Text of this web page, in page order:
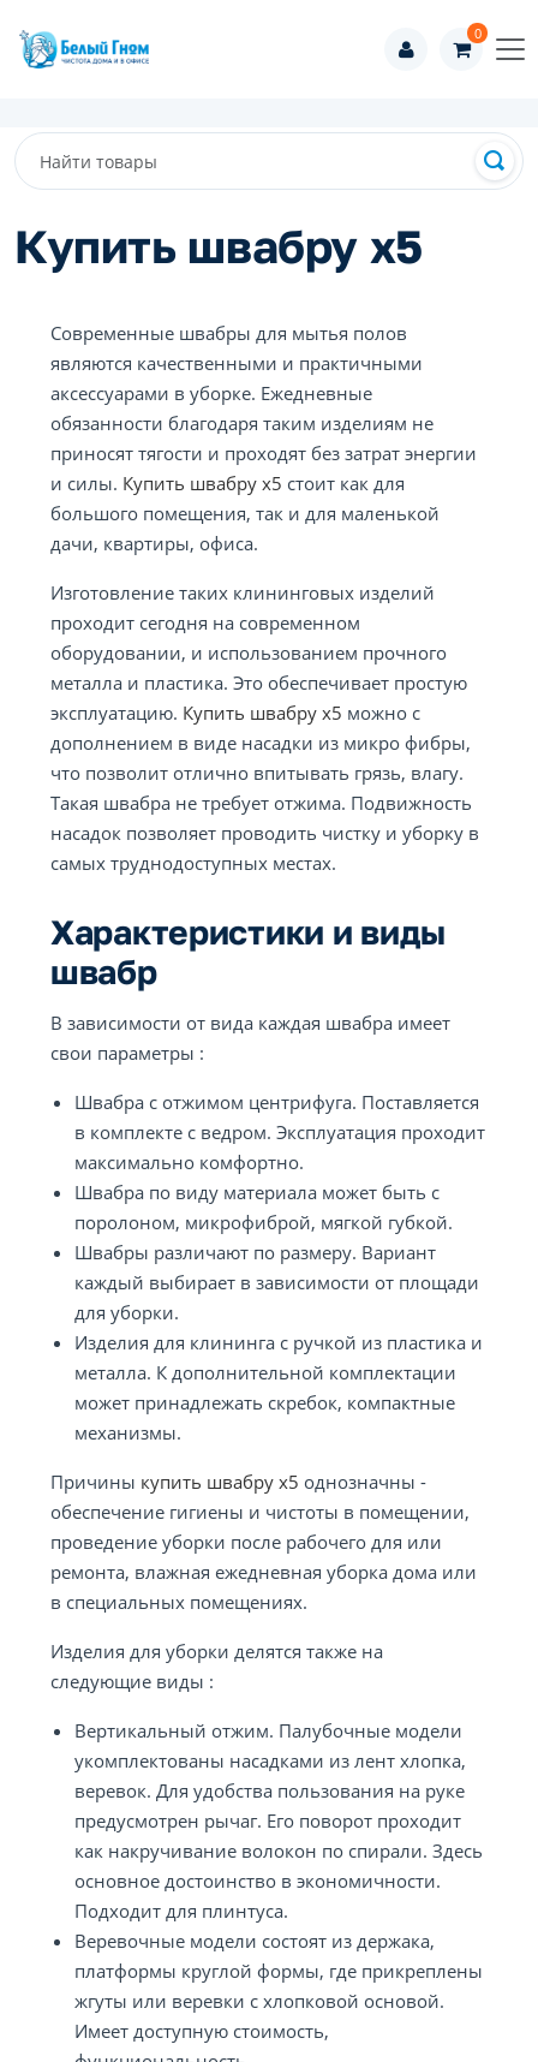
0
Купить швабру x5
Современные швабры для мытья полов
являются качественными и практичными
аксессуарами в уборке. Ежедневные
обязанности благодаря таким изделиям не
приносят тягости и проходят без затрат энергии
и силы. Купить швабру x5 стоит как для
большого помещения, так и для маленькой
дачи, квартиры, офиса.
Изготовление таких клининговых изделий
проходит сегодня на современном
оборудовании, и использованием прочного
металла и пластика. Это обеспечивает простую
эксплуатацию. Купить швабру x5 можно с
дополнением в виде насадки из микро фибры,
что позволит отлично впитывать грязь, влагу.
Такая швабра не требует отжима. Подвижность
насадок позволяет проводить чистку и уборку в
самых труднодоступных местах.
Характеристики и виды
швабр
В зависимости от вида каждая швабра имеет
свои параметры :
Швабра с отжимом центрифуга. Поставляется
в комплекте с ведром. Эксплуатация проходит
максимально комфортно.
Швабра по виду материала может быть с
поролоном, микрофиброй, мягкой губкой.
Швабры различают по размеру. Вариант
каждый выбирает в зависимости от площади
для уборки.
Изделия для клининга с ручкой из пластика и
металла. К дополнительной комплектации
может принадлежать скребок, компактные
механизмы.
Причины купить швабру x5 однозначны -
обеспечение гигиены и чистоты в помещении,
проведение уборки после рабочего для или
ремонта, влажная ежедневная уборка дома или
в специальных помещениях.
Изделия для уборки делятся также на
следующие виды :
Вертикальный отжим. Палубочные модели
укомплектованы насадками из лент хлопка,
веревок. Для удобства пользования на руке
предусмотрен рычаг. Его поворот проходит
как накручивание волокон по спирали. Здесь
основное достоинство в экономичности.
Подходит для плинтуса.
Веревочные модели состоят из держака,
платформы круглой формы, где прикреплены
жгуты или веревки с хлопковой основой.
Имеет доступную стоимость,